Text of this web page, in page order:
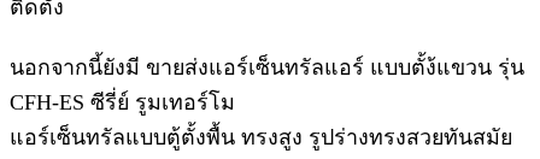
ติดตั้ง
นอกจากนี้ยังมี ขายส่งแอร์เซ็นทรัลแอร์ แบบตั้ง้แขวน รุ่น
CFH-ES ซีรี่ย์ รูมเทอร์โม
แอร์เซ็นทรัลแบบตู้ตั้งพื้น ทรงสูง รูปร่างทรงสวยทันสมัย